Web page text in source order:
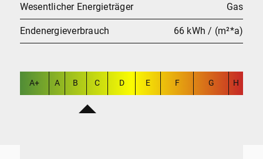
Wesentlicher Energieträger Gas
Endenergieverbrauch 66 kWh / (m²*a)
A+ A B C D E F G H